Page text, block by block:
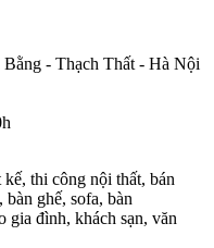
- Thạch Thất - Hà Nội
thi công nội thất, bán
ghế, sofa, bàn
gia đình, khách sạn, văn